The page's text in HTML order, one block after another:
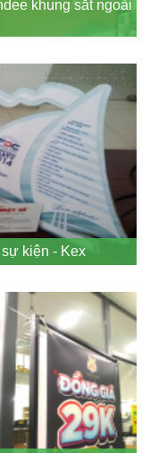
khung sắt ngoài
kiện - Kex